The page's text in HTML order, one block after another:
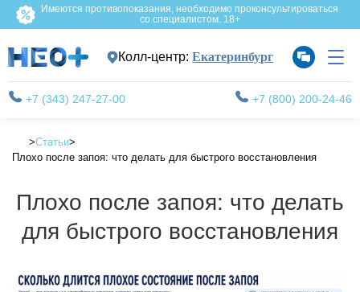
Имеются противопоказания, необходимо проконсультироваться
со специалистом. 18+
Колл-центр:Екатеринбург
+7 (343) 247-27-00 +7 (800) 200-24-46
Статьи
Плохо после запоя: что делать для быстрого восстановления
Плохо после запоя: что делать
для быстрого восстановления